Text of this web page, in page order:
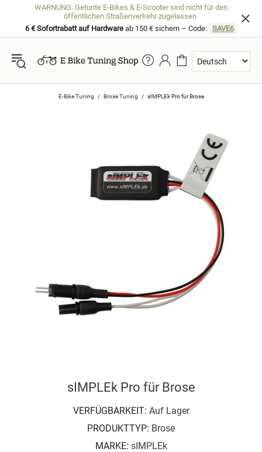
WARNUNG: Getunte E-Bikes & E-Scooter sind nicht für den
öffentlichen Straßenverkehr zugelassen.
6 € Sofortrabatt auf Hardwareab 150 € sichern – Code: SAVE6
E-Bike Tuning Brose Tuning sIMPLEk Pro für Brose
sIMPLEk Pro für Brose
VERFÜGBARKEIT: Auf Lager
PRODUKTTYP: Brose
MARKE: sIMPLEk